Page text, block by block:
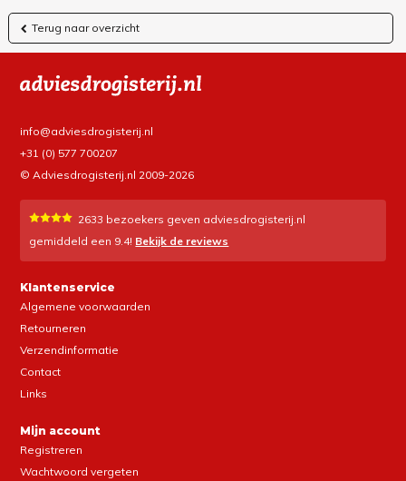
Terug naar overzicht
info@adviesdrogisterij.nl
+31 (0) 577 700207
© Adviesdrogisterij.nl 2009-2026
2633 bezoekers geven adviesdrogisterij.nl
gemiddeld een 9.4! Bekijk de reviews
Klantenservice
Algemene voorwaarden
Retourneren
Verzendinformatie
Contact
Links
Mijn account
Registreren
Wachtwoord vergeten